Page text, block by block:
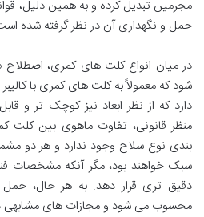
مجرمین تبدیل کرده و به همین دلیل،
حمل و نگهداری آن در نظر گرفته شده
در میان انواع کلت های کمری،
شود که معمولاً به کلت های کمری با
دارد که از نظر ابعاد نیز کوچک تر و
منظر قانونی، تفاوت ماهوی بین
بندی نوع سلاح وجود ندارد و هر دو
سبک خواهند بود، مگر آنکه مشخصات
دقیق تری قرار دهد. به هر حال،
محسوب می شود و مجازات های مشابهی